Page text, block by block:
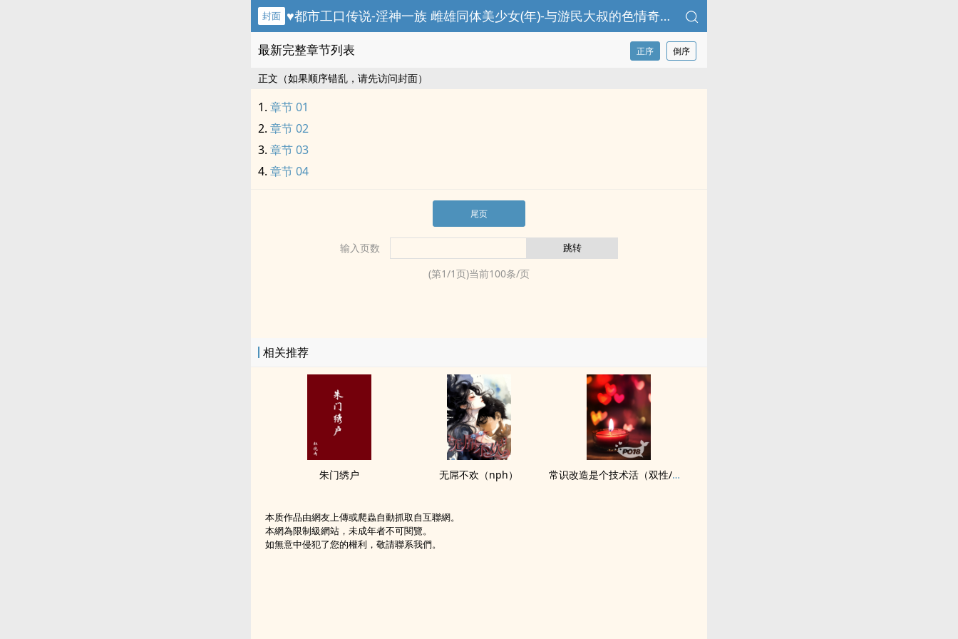
封面 ♥都市工口传说-淫神一族 雌雄同体美少女(年)-与游民大叔的‎‍‌色‍‌‎情‎奇妙物语
最新完整章节列表 正序 倒序
正文（如果顺序错乱，请先访问封面）
章节 01
章节 02
章节 03
章节 04
尾页
输入页数
(第1/1页)当前100条/页
相关推荐
朱门绣户 无屌不欢（nph） 常识改造是个技术活（双性/合集）
本质作品由網友上傳或爬蟲自動抓取自互聯網。
本網為限制級網站，未成年者不可閱覽。
如無意中侵犯了您的權利，敬請聯系我們。